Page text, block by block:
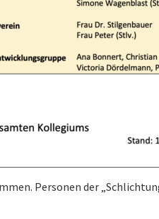
Personen der